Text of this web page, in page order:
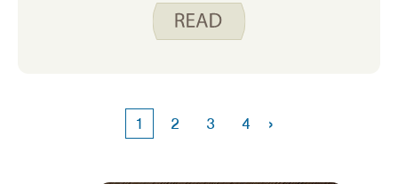
et nos muscles forts à mesure que nous
vieillissons afin que nous puissions
cerveau. Aucun aliment ne peut
garantir un esprit vif en vieillissant,
1 2 3 4 ›